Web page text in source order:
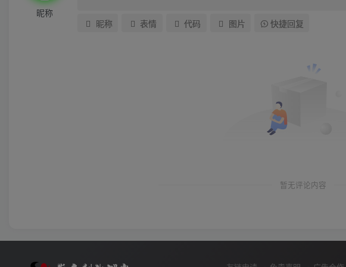
昵称
昵称
表情 代码 图片 快捷回复
暂无评论内容